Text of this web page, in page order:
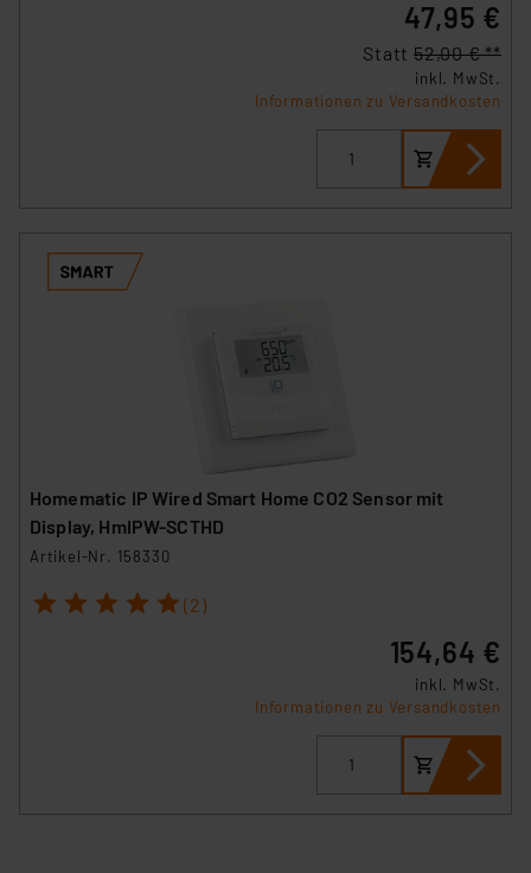
47,95 €
Statt 52,00 € **
inkl. MwSt.
Informationen zu Versandkosten
Homematic IP Wired Smart Home CO2 Sensor mit
Display, HmIPW-SCTHD
Artikel-Nr. 158330
1 2 3 4 5 (2)
154,64 €
inkl. MwSt.
Informationen zu Versandkosten